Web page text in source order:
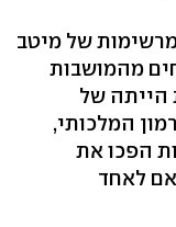
של מיטב
מהמושבות
הייתה של
המלכותי,
הפכו את
לאחד